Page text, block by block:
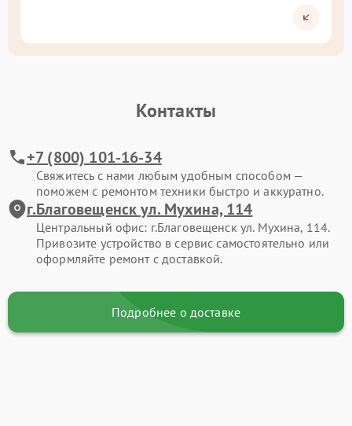
Контакты
+7 (800) 101-16-34
Свяжитесь с нами любым удобным способом —
поможем с ремонтом техники быстро и аккуратно.
г.Благовещенск ул. Мухина, 114
Центральный офис: г.Благовещенск ул. Мухина, 114.
Привозите устройство в сервис самостоятельно или
оформляйте ремонт с доставкой.
Подробнее о доставке